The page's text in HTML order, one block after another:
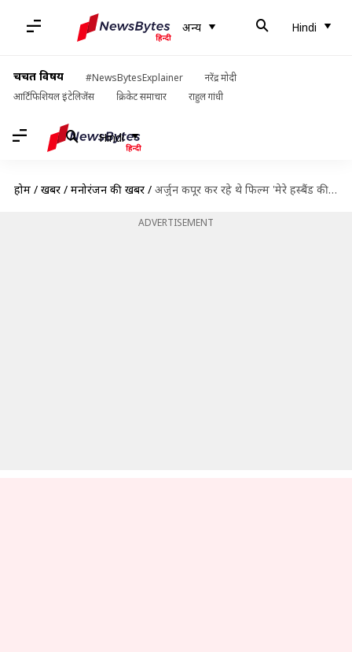
अन्य Hindi
चर्चित विषय #NewsBytesExplainer
नरेंद्र मोदी
आर्टिफिशियल इंटेलिजेंस
क्रिकेट समाचार राहुल गांधी
Hindi
होम / खबरें / मनोरंजन की खबरें / अर्जुन कपूर कर रहे थे फिल्म 'मेरे हस्बैंड की बीवी' की शूटिंग, गिरी सेट की छत
ADVERTISEMENT